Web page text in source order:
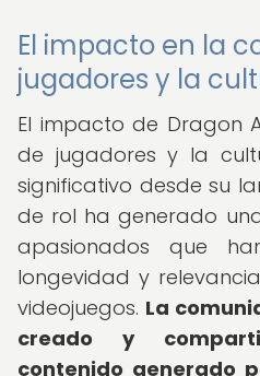
El impacto en la
jugadores y la
El impacto de Dragon
de jugadores y la
significativo desde su
de rol ha generado
apasionados que
longevidad y
videojuegos. La
creado y
contenido generado